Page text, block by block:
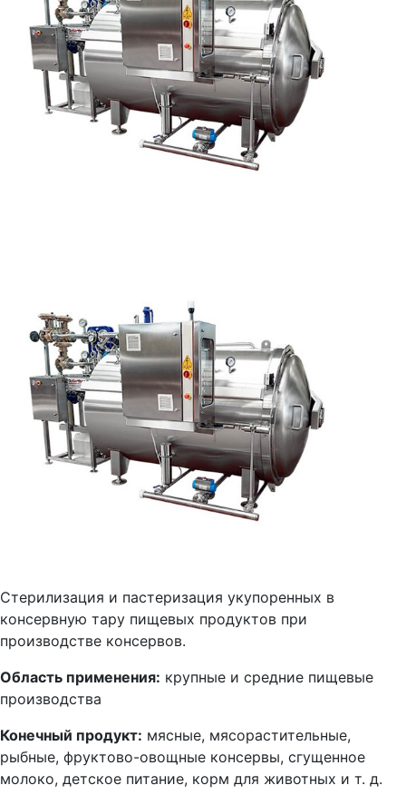
Стерилизация и пастеризация укупоренных в
консервную тару пищевых продуктов при
производстве консервов.
Область применения: крупные и средние пищевые
производства
Конечный продукт: мясные, мясорастительные,
рыбные, фруктово-овощные консервы, сгущенное
молоко, детское питание, корм для животных и т. д.